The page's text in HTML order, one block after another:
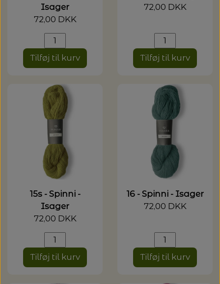
Isager
72,00 DKK
Tilføj til kurv
72,00 DKK
Tilføj til kurv
15s - Spinni -
Isager
72,00 DKK
Tilføj til kurv
16 - Spinni - Isager
72,00 DKK
Tilføj til kurv